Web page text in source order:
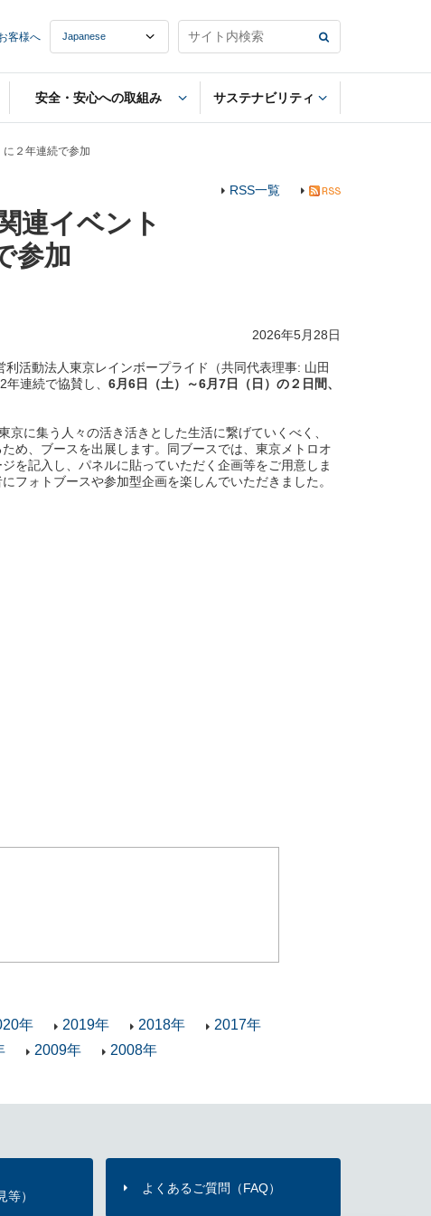
安全・安心への取組み サステナビリティ
客様へ
２年連続で参加
RSS一覧
連イベント
参加
2026年5月28日
活動法人東京レインボープライド（共同代表理事: 山田
連続で協賛し、 6月6日（土）～6月7日（日）の２日間、
に集う人々の活き活きとした生活に繋げていくべく、
め、ブースを出展します。同ブースでは、東京メトロオ
を記入し、パネルに貼っていただく企画等をご用意しま
フォトブースや参加型企画を楽しんでいただきました。
年 2019年 2018年
2017年
2009年 2008年
等）
よくあるご質問（FAQ）